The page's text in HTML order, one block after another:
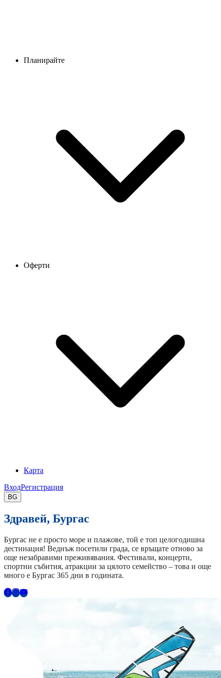
Планирайте
Оферти
Карта
ВходРегистрация
BG
Здравей, Бургас
Бургас не е просто море и плажове, той е топ целогодишна
дестинация! Веднъж посетили града, се връщате отново за
още незабравими преживявания. Фестивали, концерти,
спортни събития, атракции за цялото семейство – това и още
много е Бургас 365 дни в годината.